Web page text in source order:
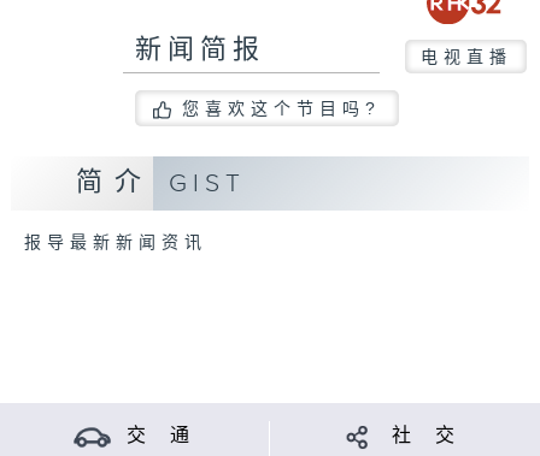
新闻简报 电视直播
您喜欢这个节目吗?
简介 GIST
报导最新新闻资讯
交 通 社 交